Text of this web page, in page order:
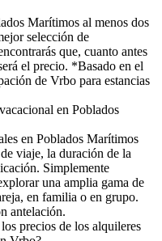
Marítimos al menos dos
selección de
que, cuanto antes
el precio. *Basado en el
de Vrbo para estancias
en Poblados
en Poblados Marítimos
viaje, la duración de la
Simplemente
una amplia gama de
en familia o en grupo.
antelación.
precios de los alquileres